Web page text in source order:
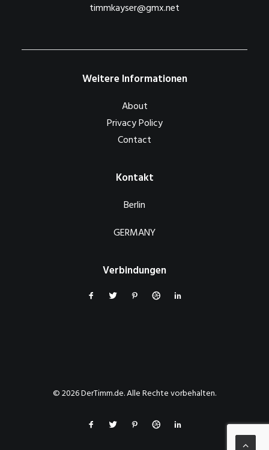
timmkayser@gmx.net
Weitere Informationen
About
Privacy Policy
Contact
Kontakt
Berlin
GERMANY
Verbindungen
© 2026 DerTimm.de. Alle Rechte vorbehalten.